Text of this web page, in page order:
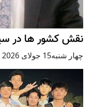
نقش کشور ها در
چهار شنبه15 جولای 2026